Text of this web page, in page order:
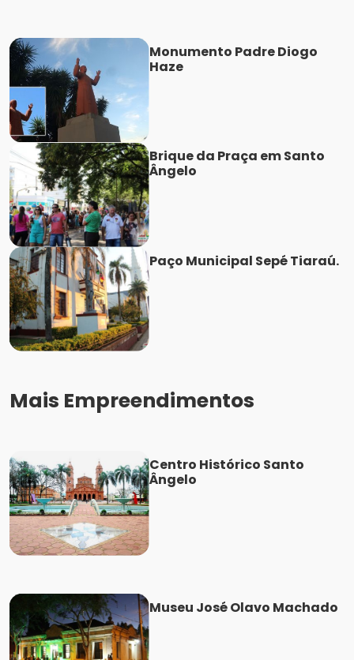
Monumento Padre Diogo
Haze
Brique da Praça em Santo
Ângelo
Paço Municipal Sepé Tiaraú.
Mais Empreendimentos
Centro Histórico Santo
Ângelo
Museu José Olavo Machado